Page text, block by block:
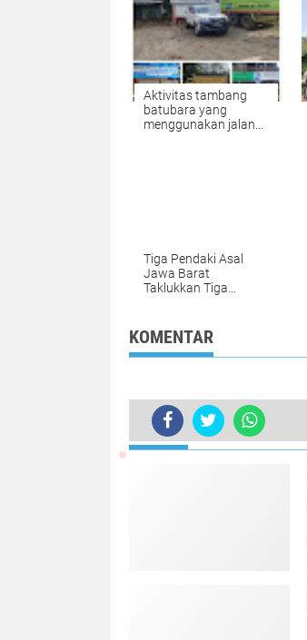
Aktivitas tambang
batubara yang
menggunakan jalan
Tiga Pendaki Asal
Jawa Barat
Taklukkan Tiga
Sindoro, Prau dan
Bismo
KOMENTAR
TERKINI